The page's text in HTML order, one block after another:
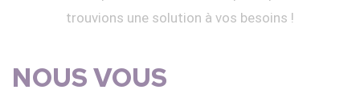
trouvions une solution à vos besoins !
NOUS VOUS